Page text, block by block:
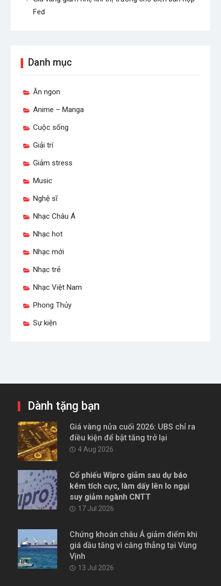
Fed
Danh mục
Ăn ngon
Anime – Manga
Cuộc sống
Giải trí
Giảm stress
Music
Nghệ sĩ
Nhạc Châu Á
Nhạc hot
Nhạc mới
Nhạc trẻ
Nhạc Việt Nam
Phong Thủy
Sự kiện
Dành tặng bạn
Giá vàng nửa cuối 2026: UBS chỉ ra
điều kiện để bật tăng trở lại
4 Aug 2026
Cổ phiếu Wipro giảm sau dự báo
kém tích cực, làm dấy lên lo ngại
suy giảm ngành CNTT
17 Jul 2026
Chứng khoán châu Á giảm điểm khi
giá dầu tăng vì căng thẳng tại Vùng
Vịnh
13 Jul 2026